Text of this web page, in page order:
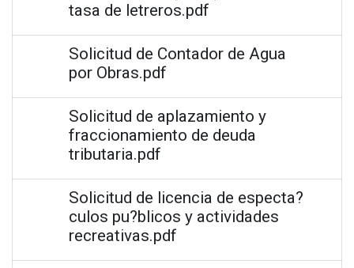
tasa de letreros.pdf
Solicitud de Contador de Agua
por Obras.pdf
Solicitud de aplazamiento y
fraccionamiento de deuda
tributaria.pdf
Solicitud de licencia de especta?
culos pu?blicos y actividades
recreativas.pdf